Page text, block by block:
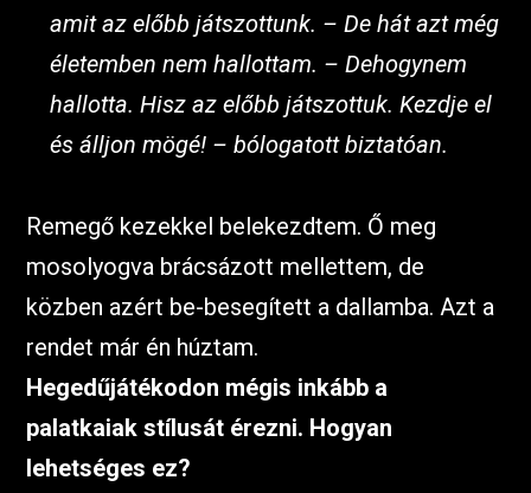
amit az előbb játszottunk. – De hát azt még
életemben nem hallottam. – Dehogynem
hallotta. Hisz az előbb játszottuk. Kezdje el
és álljon mögé! – bólogatott biztatóan.
Remegő kezekkel belekezdtem. Ő meg
mosolyogva brácsázott mellettem, de
közben azért be-besegített a dallamba. Azt a
rendet már én húztam.
Hegedűjátékodon mégis inkább a
palatkaiak stílusát érezni. Hogyan
lehetséges ez?